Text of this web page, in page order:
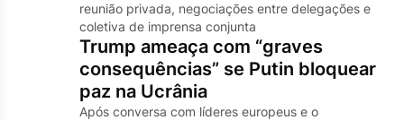
reunião privada, negociações entre delegações e
coletiva de imprensa conjunta
Trump ameaça com “graves
consequências” se Putin bloquear
paz na Ucrânia
Após conversa com líderes europeus e o